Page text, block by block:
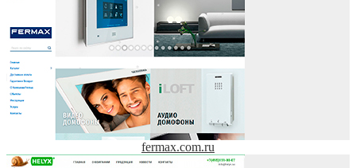
fermax.com.ru